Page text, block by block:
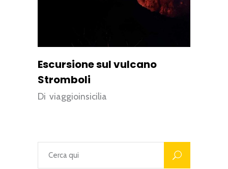
Escursione sul vulcano
Stromboli
Di viaggioinsicilia